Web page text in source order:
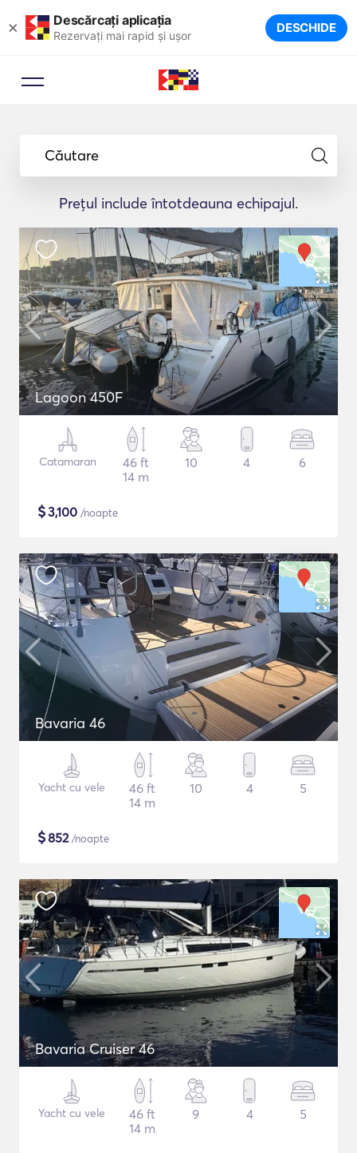
× Descărcați aplicația
Rezervați mai rapid și ușor DESCHIDE
Căutare
Prețul include întotdeauna echipajul.
Lagoon 450F
Catamaran
46 ft
14 m
10 4 6
$3,100 /noapte
Bavaria 46
Yacht cu vele
46 ft
14 m
10 4 5
$852/noapte
Bavaria Cruiser 46
Yacht cu vele
46 ft
14 m
9 4 5